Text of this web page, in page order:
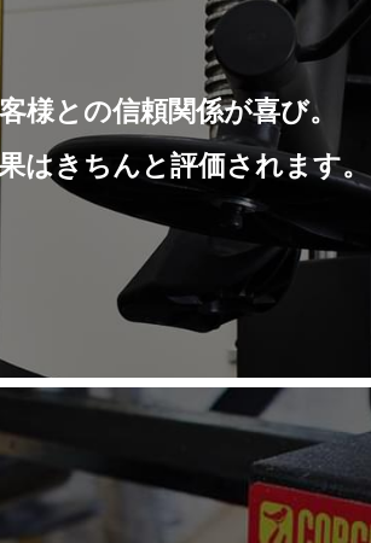
様との信頼関係が喜び。
はきちんと評価されます。